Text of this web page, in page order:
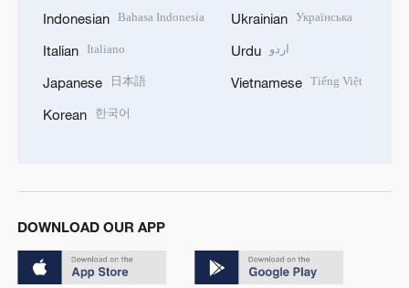
Indonesian Bahasa Indonesia
Italian Italiano
Japanese 日本語
Korean 한국어
Ukrainian Українська
Urdu اردو
Vietnamese Tiếng Việt
DOWNLOAD OUR APP